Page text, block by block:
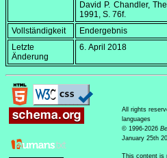
David P. Chandler,
1991, S. 76f.
Vollständigkeit
Endergebnis
Letzte
Änderung
6. April 2018
All rights
languages
© 1996-2026
January 25th
This content is